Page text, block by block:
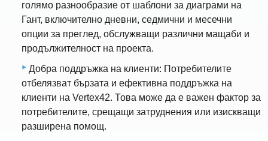
голямо разнообразие от шаблони за диаграми на
Гант, включително дневни, седмични и месечни
опции за преглед, обслужващи различни мащаби и
продължителност на проекта.
Добра поддръжка на клиенти: Потребителите
отбелязват бързата и ефективна поддръжка на
клиенти на Vertex42. Това може да е важен фактор за
потребителите, срещащи затруднения или изискващи
разширена помощ.